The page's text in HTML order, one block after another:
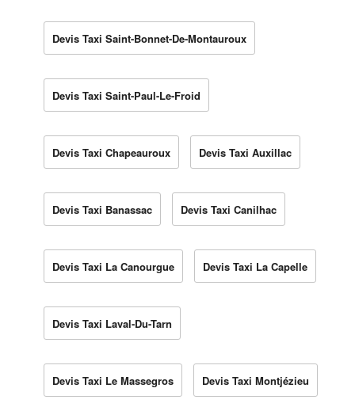
Devis Taxi Saint-Bonnet-De-Montauroux
Devis Taxi Saint-Paul-Le-Froid
Devis Taxi Chapeauroux Devis Taxi Auxillac
Devis Taxi Banassac Devis Taxi Canilhac
Devis Taxi La Canourgue Devis Taxi La Capelle
Devis Taxi Laval-Du-Tarn
Devis Taxi Le Massegros Devis Taxi Montjézieu